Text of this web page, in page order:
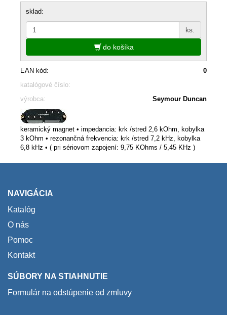
sklad:
ks.
do košíka
EAN kód:
0
katalógové číslo:
výrobca:
Seymour Duncan
keramický magnet • impedancia: krk /stred 2,6 kOhm, kobylka
3 kOhm • rezonančná frekvencia: krk /stred 7,2 kHz, kobylka
6,8 kHz • ( pri sériovom zapojení: 9,75 KOhms / 5,45 KHz )
NAVIGÁCIA
Katalóg
O nás
Pomoc
Kontakt
SÚBORY NA STIAHNUTIE
Formulár na odstúpenie od zmluvy